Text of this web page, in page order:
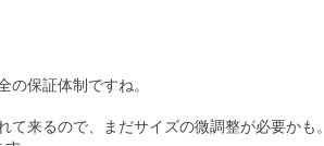
保証体制ですね。
来るので、まだサイズの微調整が必要かも。